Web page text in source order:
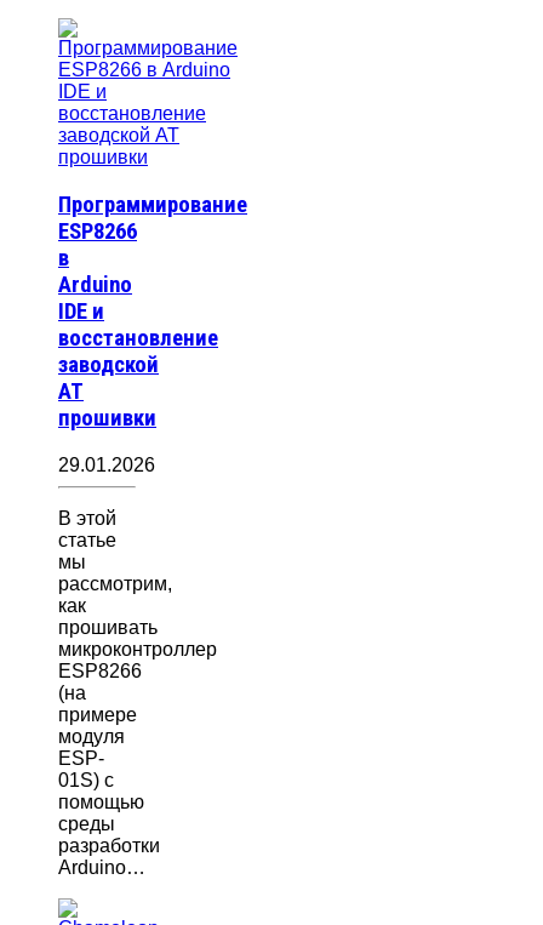
Программирование
ESP8266
в
Arduino
IDE и
восстановление
заводской
AT
прошивки
29.01.2026
В этой
статье
мы
рассмотрим,
как
прошивать
микроконтроллер
ESP8266
(на
примере
модуля
ESP-
01S) с
помощью
среды
разработки
Arduino…